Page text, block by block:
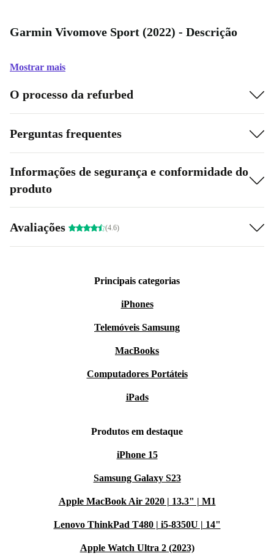
Garmin Vivomove Sport (2022) - Descrição
Mostrar mais
O processo da refurbed
Perguntas frequentes
Informações de segurança e conformidade do
produto
Avaliações (4.6)
Principais categorias
iPhones
Telemóveis Samsung
MacBooks
Computadores Portáteis
iPads
Produtos em destaque
iPhone 15
Samsung Galaxy S23
Apple MacBook Air 2020 | 13.3" | M1
Lenovo ThinkPad T480 | i5-8350U | 14"
Apple Watch Ultra 2 (2023)